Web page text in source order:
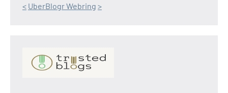
< UberBlogr Webring >